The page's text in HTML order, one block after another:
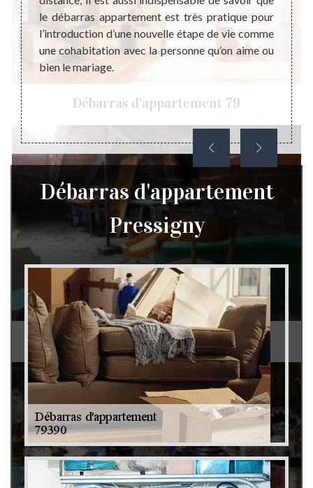
Débarras d'appartement 79
Débarras de grenier et cave 79
peut
le débarras appartement est très pratique pour
l’introduction d’une nouvelle étape de vie comme
une cohabitation avec la personne qu’on aime ou
bien le mariage.
Et la
actuel.
Débarras d'appartement
Pressigny